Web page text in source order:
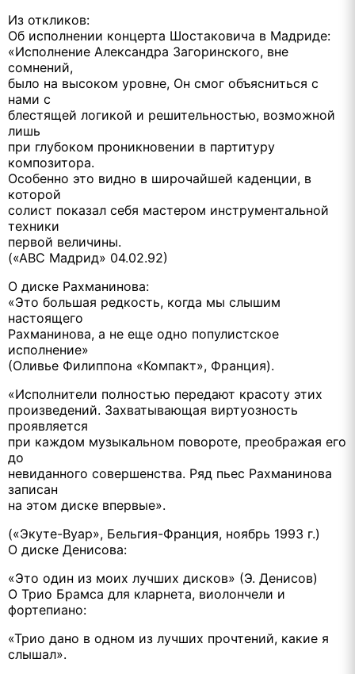
Из откликов:
Об исполнении концерта Шостаковича в Мадриде:
«Исполнение Александра Загоринского, вне
сомнений,
было на высоком уровне, Он смог объясниться с
нами с
блестящей логикой и решительностью, возможной
лишь
при глубоком проникновении в партитуру
композитора.
Особенно это видно в широчайшей каденции, в
которой
солист показал себя мастером инструментальной
техники
первой величины.
(«АВС Мадрид» 04.02.92)
О диске Рахманинова:
«Это большая редкость, когда мы слышим
настоящего
Рахманинова, а не еще одно популистское
исполнение»
(Оливье Филиппона «Компакт», Франция).
«Исполнители полностью передают красоту этих
произведений. Захватывающая виртуозность
проявляется
при каждом музыкальном повороте, преображая его
до
невиданного совершенства. Ряд пьес Рахманинова
записан
на этом диске впервые».
(«Экуте-Вуар», Бельгия-Франция, ноябрь 1993 г.)
О диске Денисова:
«Это один из моих лучших дисков» (Э. Денисов)
О Трио Брамса для кларнета, виолончели и
фортепиано:
«Трио дано в одном из лучших прочтений, какие я
слышал».